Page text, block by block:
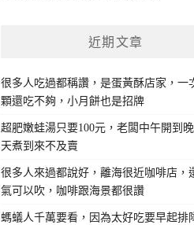
近期文章
很多人吃過都稱讚，是蛋黃酥店家，一
顆還吃不夠，小月餅也是招牌
超肥嫩蛙湯只要100元，老闆中午開到
天煮到來不及賣
很多人來過都說好，離海很近咖啡店，
氣可以吹，咖啡跟海景都很讚
螞蟻人千萬要看，因為太好吃要早起排